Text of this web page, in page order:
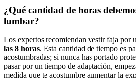
¿Qué cantidad de horas
lumbar?
Los expertos recomiendan vestir faja por
las 8 horas. Esta cantidad de tiempo es
acostumbradas; si nunca has portado
pasar por un tiempo de adaptación,
medida que te acostumbre aumentar la